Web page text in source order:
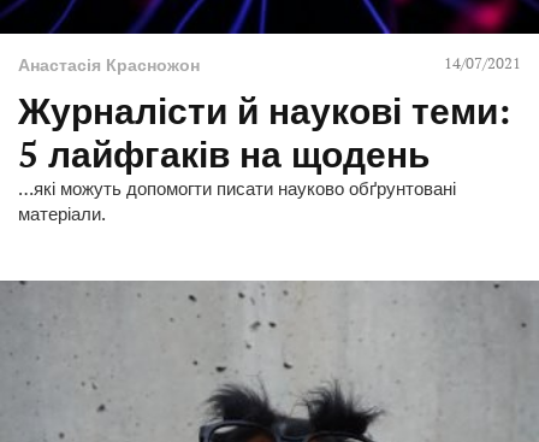
Анастасія Красножон 14/07/2021
Журналісти й наукові теми:
5 лайфгаків на щодень
…які можуть допомогти писати науково обґрунтовані
матеріали.